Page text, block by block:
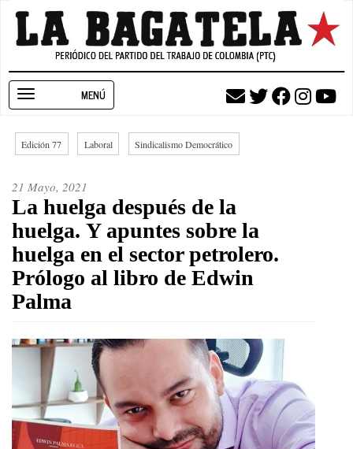
Pasar
contenido
navigation
Edición 77 Laboral Sindicalismo Democrático
21 Mayo, 2021
La huelga después de la
huelga. Y apuntes sobre la
huelga en el sector petrolero.
Prólogo al libro de Edwin
Palma